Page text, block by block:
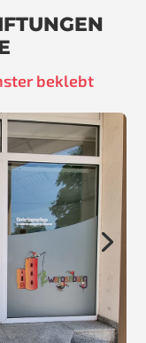
beklebt